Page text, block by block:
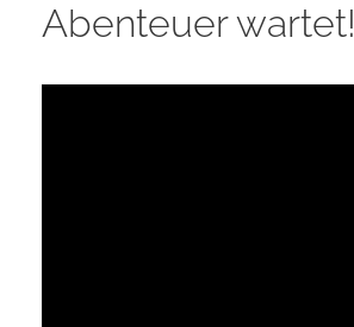
Abenteuer wartet!